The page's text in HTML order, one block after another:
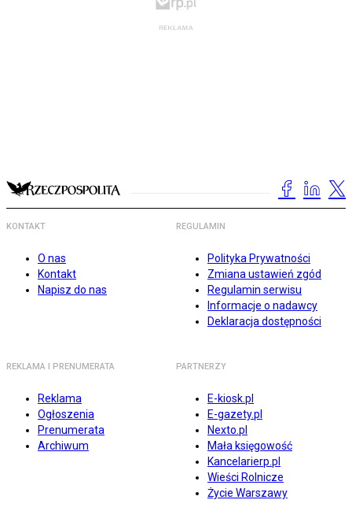
KONTAKT
O nas
Kontakt
Napisz do nas
REGULAMIN
Polityka Prywatności
Zmiana ustawień zgód
Regulamin serwisu
Informacje o nadawcy
Deklaracja dostępności
REKLAMA I PRENUMERATA
Reklama
Ogłoszenia
Prenumerata
Archiwum
PARTNERZY
E-kiosk.pl
E-gazety.pl
Nexto.pl
Mała księgowość
Kancelarierp.pl
Wieści Rolnicze
Życie Warszawy